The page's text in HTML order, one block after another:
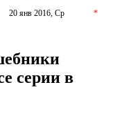
20 янв 2016, Ср *
серии в